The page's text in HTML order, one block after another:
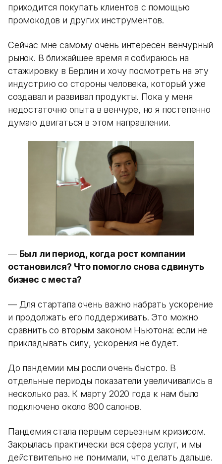
приходится покупать клиентов с помощью
промокодов и других инструментов.
Сейчас мне самому очень интересен венчурный
рынок. В ближайшее время я собираюсь на
стажировку в Берлин и хочу посмотреть на эту
индустрию со стороны человека, который уже
создавал и развивал продукты. Пока у меня
недостаточно опыта в венчуре, но я постепенно
думаю двигаться в этом направлении.
— Был ли период, когда рост компании
остановился? Что помогло снова сдвинуть
бизнес с места?
— Для стартапа очень важно набрать ускорение
и продолжать его поддерживать. Это можно
сравнить со вторым законом Ньютона: если не
прикладывать силу, ускорения не будет.
До пандемии мы росли очень быстро. В
отдельные периоды показатели увеличивались в
несколько раз. К марту 2020 года к нам было
подключено около 800 салонов.
Пандемия стала первым серьезным кризисом.
Закрылась практически вся сфера услуг, и мы
действительно не понимали, что делать дальше.